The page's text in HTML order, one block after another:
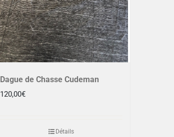
Dague de Chasse Cudeman
120,00€
Détails